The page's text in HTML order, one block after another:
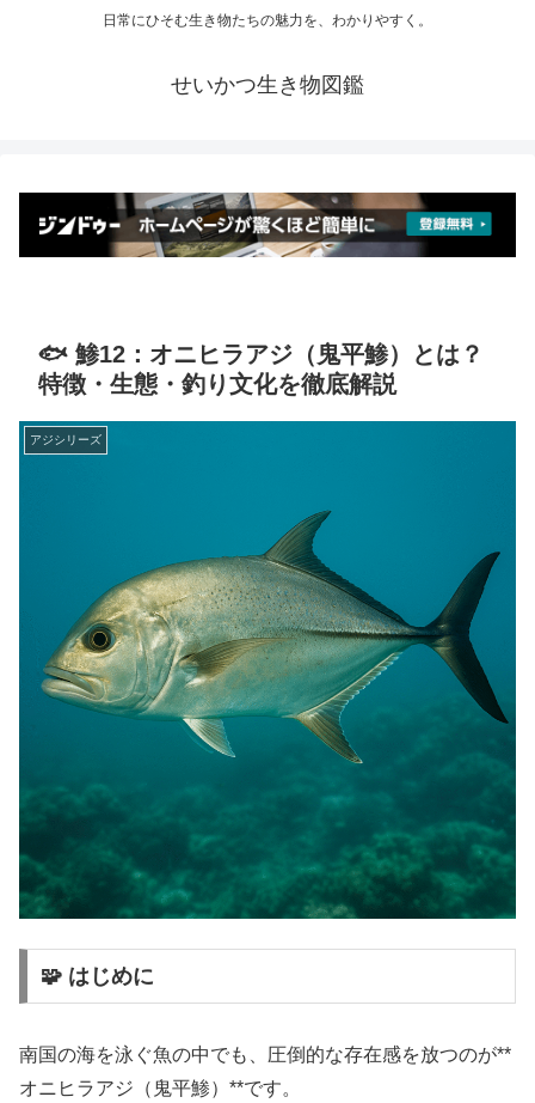
日常にひそむ生き物たちの魅力を、わかりやすく。
せいかつ生き物図鑑
🐟 鯵12：オニヒラアジ（鬼平鯵）とは？
特徴・生態・釣り文化を徹底解説
アジシリーズ
🧩 はじめに
南国の海を泳ぐ魚の中でも、圧倒的な存在感を放つのが**
オニヒラアジ（鬼平鯵）**です。